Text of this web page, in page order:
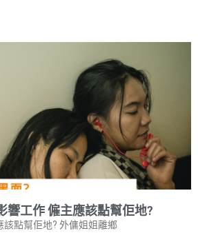
響工作 僱主應該點幫佢地?
點幫佢地? 外傭姐姐離鄉